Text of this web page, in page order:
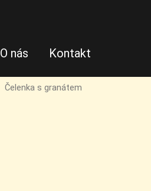
O nás Kontakt
Čelenka s granátem